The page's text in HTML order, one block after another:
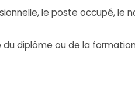
le poste occupé, le
du diplôme ou de la